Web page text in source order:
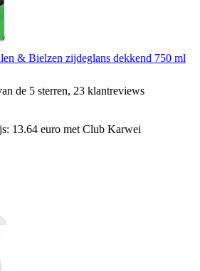
& Bielzen zijdeglans dekkend 750 ml
de 5 sterren, 23 klantreviews
13.64 euro met Club Karwei